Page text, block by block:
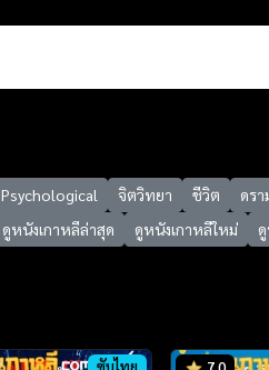
Psychological จิตวิทยา ชีวิต ดรา
ดูหนังเกาหลีล่าสุด ดูหนังเกาหลีใหม่
ซับไทย